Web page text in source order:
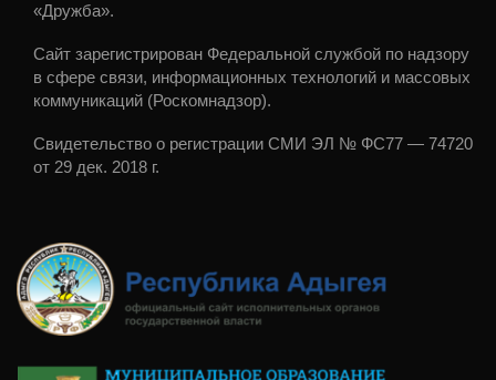
«Дружба».
Сайт зарегистрирован Федеральной службой по надзору
в сфере связи, информационных технологий и массовых
коммуникаций (Роскомнадзор).
Свидетельство о регистрации СМИ ЭЛ № ФС77 — 74720
от 29 дек. 2018 г.